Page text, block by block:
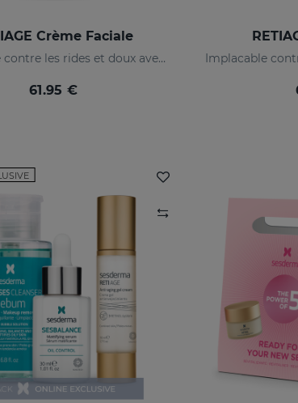
Crème Faciale
Implacable contre les rides et doux avec votre peau
61.95 €